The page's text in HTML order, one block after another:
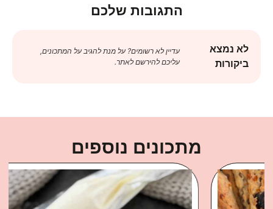
התגובות שלכם
לא נמצא
ביקורות
עדיין לא רשומים? על מנת להגיב על המתכונים,
עליכם להירשם לאתר.
מתכונים נוספים